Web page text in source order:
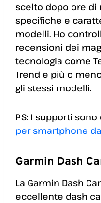
scelto dopo ore di
specifiche e
modelli. Ho
recensioni dei
tecnologia come
Trend e più o
gli stessi modelli.
PS: I supporti
per smartphone
Garmin Dash
La Garmin Dash
eccellente dash